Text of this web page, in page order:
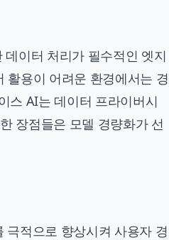
데이터 처리가 필수적인 엣지
활용이 어려운 환경에서는 경
스 AI는 데이터 프라이버시
장점들은 모델 경량화가 선
극적으로 향상시켜 사용자 경